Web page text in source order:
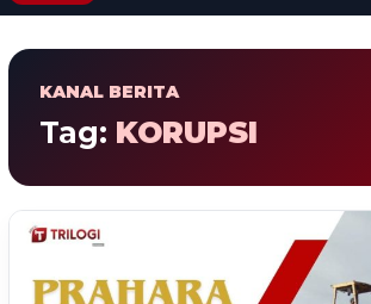
KANAL BERITA
Tag: KORUPSI